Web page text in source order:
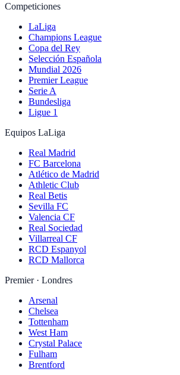
Competiciones
LaLiga
Champions League
Copa del Rey
Selección Española
Mundial 2026
Premier League
Serie A
Bundesliga
Ligue 1
Equipos LaLiga
Real Madrid
FC Barcelona
Atlético de Madrid
Athletic Club
Real Betis
Sevilla FC
Valencia CF
Real Sociedad
Villarreal CF
RCD Espanyol
RCD Mallorca
Premier · Londres
Arsenal
Chelsea
Tottenham
West Ham
Crystal Palace
Fulham
Brentford